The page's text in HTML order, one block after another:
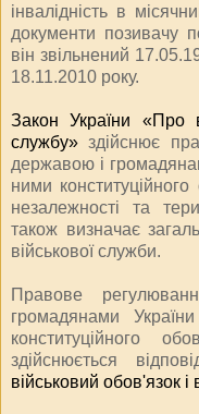
інвалідність в
документи позивачу
він звільнений
18.11.2010 року.
Закон України «Про
службу» здійснює
державою і
ними
незалежності та
також визначає
військової служби.
Правове
громадянами
конституційного
здійснюється
військовий обов'язок і